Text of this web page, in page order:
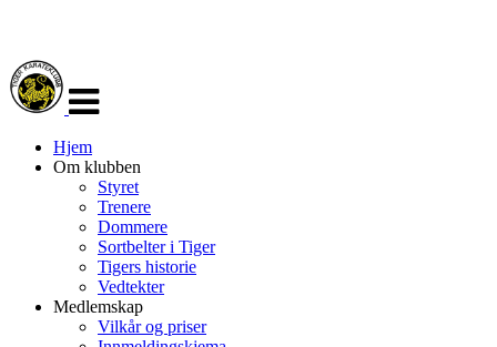
navigasjon
Hjem
Om klubben
Styret
Trenere
Dommere
Sortbelter i Tiger
Tigers historie
Vedtekter
Medlemskap
Vilkår og priser